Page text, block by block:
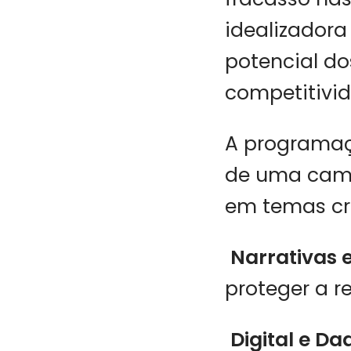
potencial
A
de uma
em temas
Narrativas
proteger a
Digital e